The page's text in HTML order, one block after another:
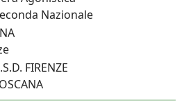
Nazionale
FIRENZE